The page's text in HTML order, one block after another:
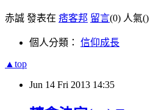
赤誠 發表在 痞客邦 留言(0) 人氣()
個人分類： 信仰成長
▲top
Jun 14 Fri 2013 14:35